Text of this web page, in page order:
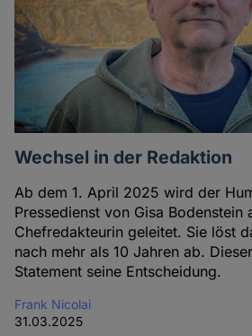
Wechsel in der Redaktion
Ab dem 1. April 2025 wird der
Pressedienst von Gisa Bodenstein
Chefredakteurin geleitet. Sie löst
nach mehr als 10 Jahren ab.
Statement seine Entscheidung.
Frank Nicolai
31.03.2025